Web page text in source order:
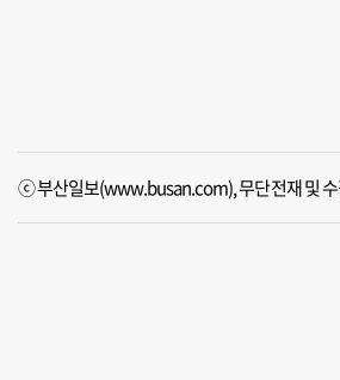
ⓒ 부산일보(www.busan.com), 무단전재 및 수